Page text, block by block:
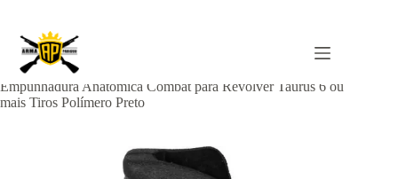
conteúdo
Home
Peças de Reposição e Customização
Talas e Empunhaduras
Empunhadura Anatômica Combat para Revolver Taurus 6 ou
mais Tiros Polímero Preto